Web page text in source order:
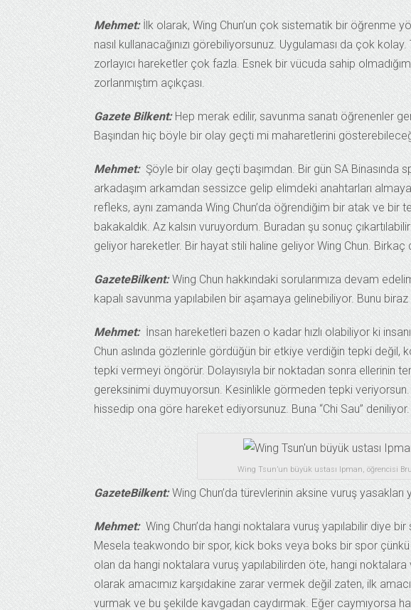
Mehmet: İlk olarak, Wing Chun’un çok sistematik bir öğrenme
nasıl kullanacağınızı görebiliyorsunuz. Uygulaması da çok
zorlayıcı hareketler çok fazla. Esnek bir vücuda sahip
zorlanmıştım açıkçası.
Gazete Bilkent:Hep merak edilir, savunma sanatı öğrenenler
Başından hiç böyle bir olay geçti mi maharetlerini
Mehmet:Şöyle bir olay geçti başımdan. Bir gün SA Binasında
arkadaşım arkamdan sessizce gelip elimdeki anahtarları
refleks, aynı zamanda Wing Chun’da öğrendiğim bir atak ve
bakakaldık. Az kalsın vuruyordum. Buradan şu sonuç
geliyor hareketler. Bir hayat stili haline geliyor Wing Chun.
GazeteBilkent:Wing Chun hakkındaki sorularımıza devam
kapalı savunma yapılabilen bir aşamaya gelinebiliyor. Bunu biraz
Mehmet:İnsan hareketleri bazen o kadar hızlı olabiliyor ki
Chun aslında gözlerinle gördüğün bir etkiye verdiğin tepki değil,
tepki vermeyi öngörür. Dolayısıyla bir noktadan sonra ellerinin
gereksinimi duymuyorsun. Kesinlikle görmeden tepki veriyorsun.
hissedip ona göre hareket ediyorsunuz. Buna “Chi Sau” deniliyor.
Wing Tsun’un büyük ustası Ipman, öğrencisi
GazeteBilkent:Wing Chun’da türevlerinin aksine vuruş yasakları
Mehmet:Wing Chun’da hangi noktalara vuruş yapılabilir diye bir
Mesela teakwondo bir spor, kick boks veya boks bir spor çünkü
olan da hangi noktalara vuruş yapılabilirden öte, hangi
olarak amacımız karşıdakine zarar vermek değil zaten, ilk
vurmak ve bu şekilde kavgadan caydırmak. Eğer caymıyorsa